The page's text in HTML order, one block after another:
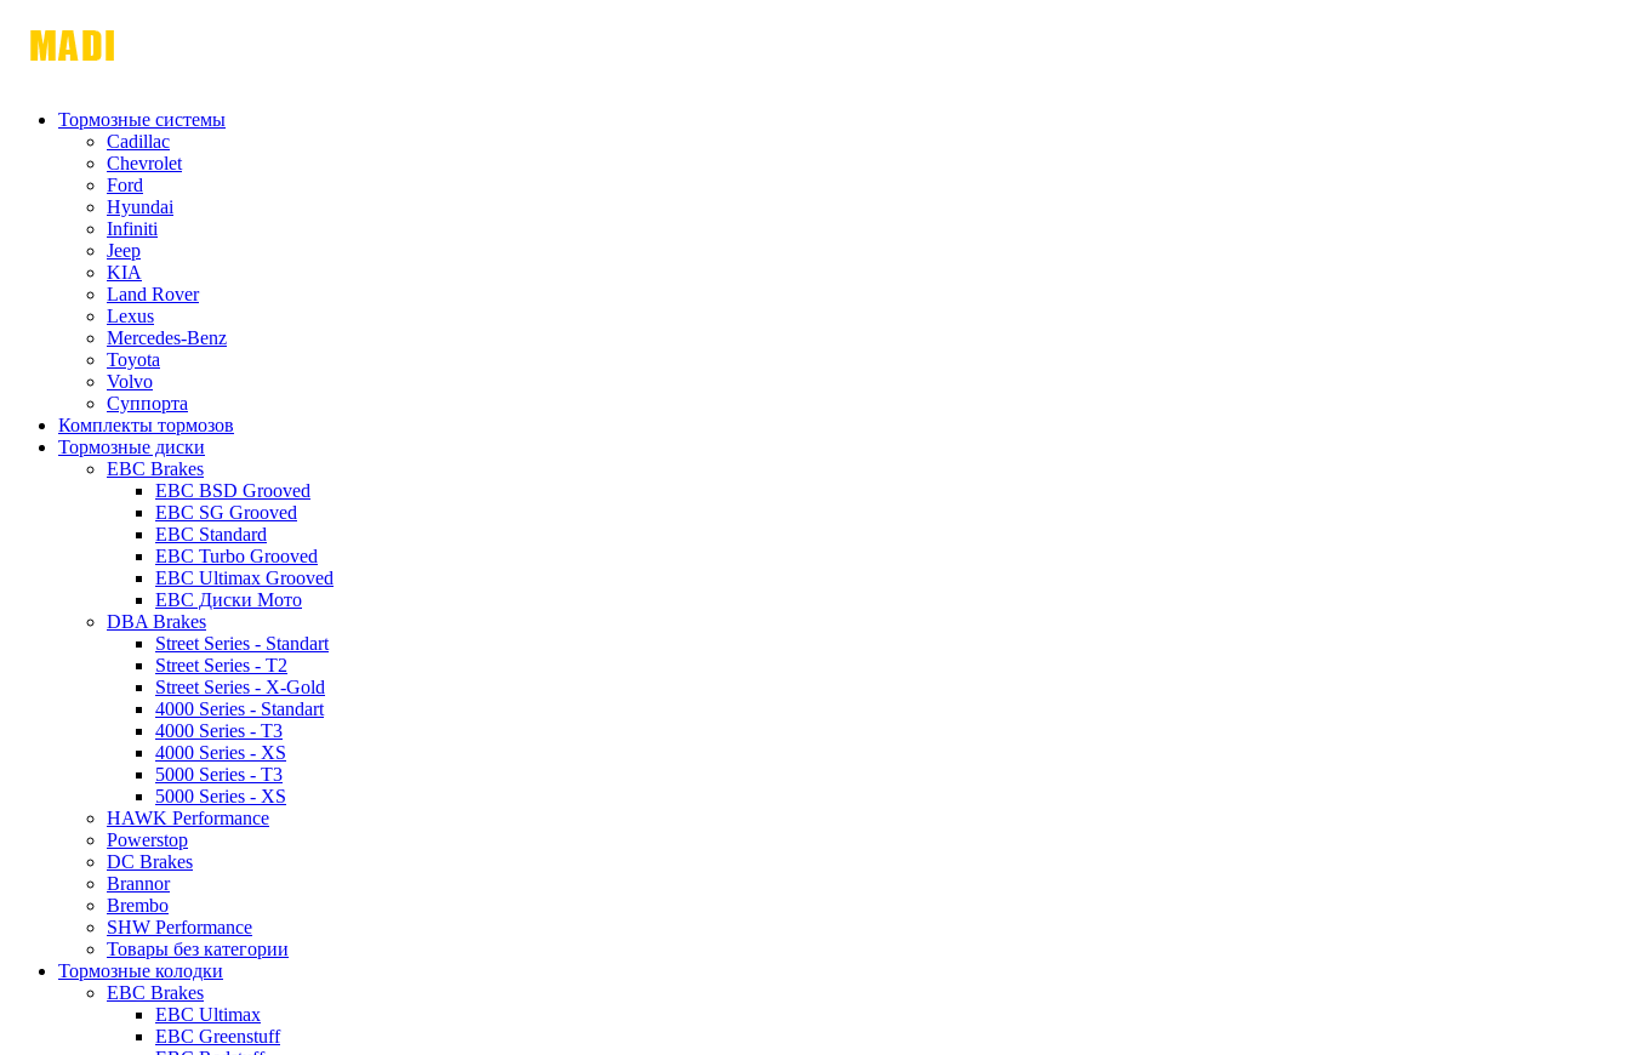
Тормозные системы
Cadillac
Chevrolet
Ford
Hyundai
Infiniti
Jeep
KIA
Land Rover
Lexus
Mercedes-Benz
Toyota
Volvo
Суппорта
Комплекты тормозов
Тормозные диски
EBC Brakes
EBC BSD Grooved
EBC SG Grooved
EBC Standard
EBC Turbo Grooved
EBC Ultimax Grooved
EBC Диски Мото
DBA Brakes
Street Series - Standart
Street Series - T2
Street Series - X-Gold
4000 Series - Standart
4000 Series - T3
4000 Series - XS
5000 Series - T3
5000 Series - XS
HAWK Performance
Powerstop
DC Brakes
Brannor
Brembo
SHW Performance
Товары без категории
Тормозные колодки
EBC Brakes
EBC Ultimax
EBC Greenstuff